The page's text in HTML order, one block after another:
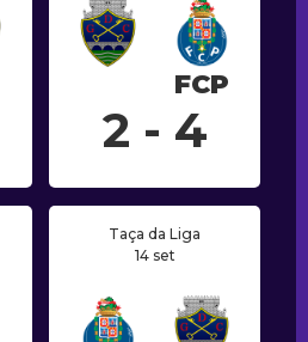
FCP
2 - 4
Taça da Liga
14 set